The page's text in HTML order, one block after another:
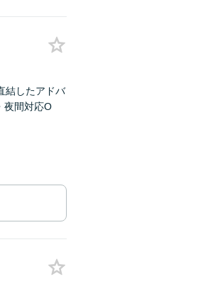
結したアドバ
夜間対応O